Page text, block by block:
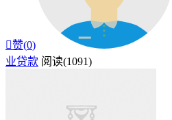
赞(0)
业贷款 阅读(1091)